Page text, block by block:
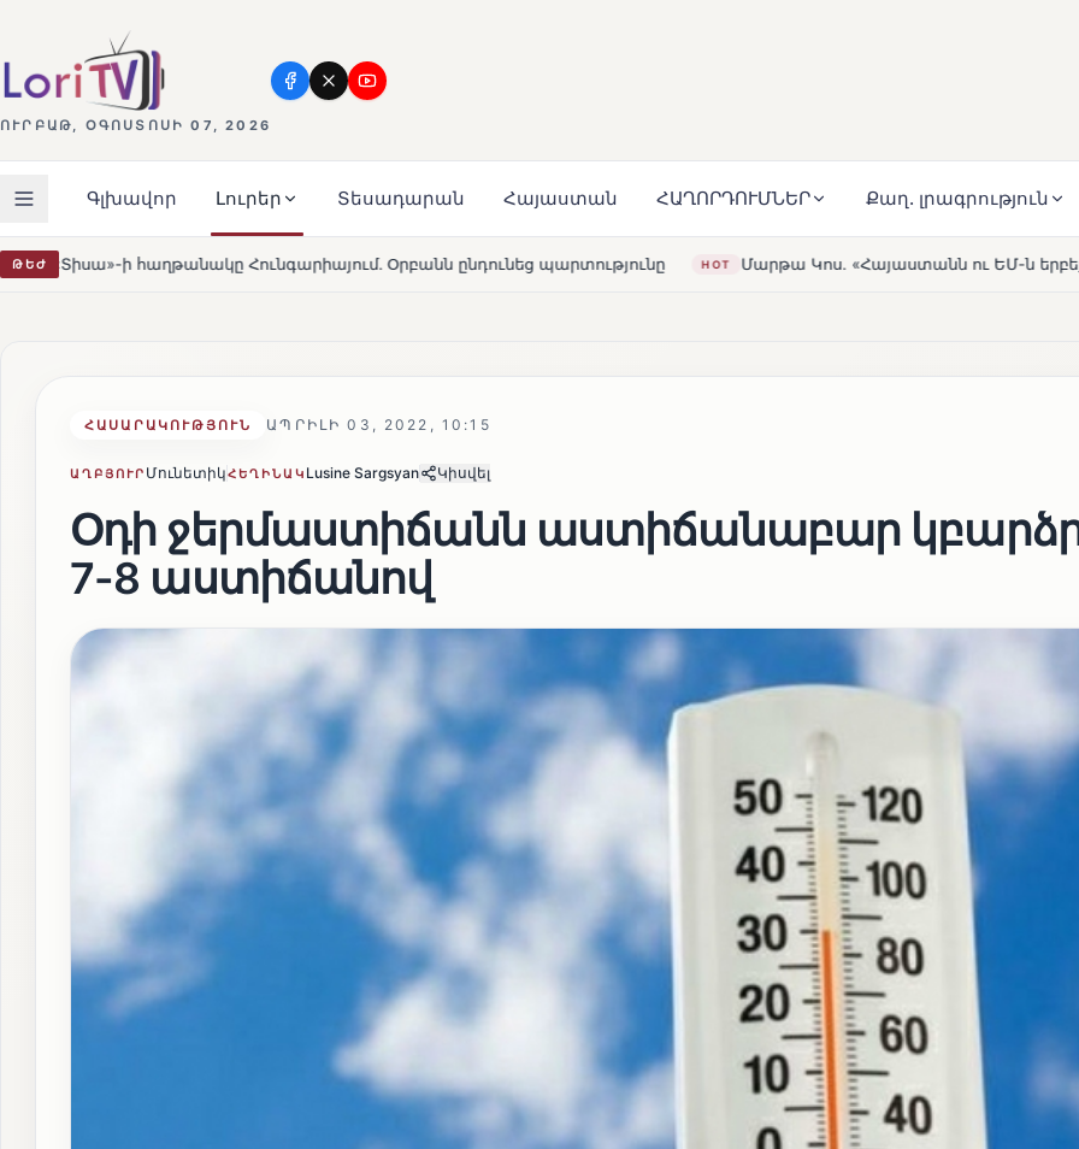
ՈՒՐԲԱԹ, ՕԳՈՍՏՈՍԻ 07, 2026
Գլխավոր Լուրեր Տեսադարան Հայաստան ՀԱՂՈՐԴՈՒՄՆԵՐ Քաղ. լրագրություն
ԹԵԺՀունգարիայում․ Օրբանն ընդունեց պարտությունը HOT Մարթա Կոս. «Հայաստանն ու ԵՄ-ն երբեք այսքան մոտ չեն եղել»
ՀԱՍԱՐԱԿՈՒԹՅՈՒՆ ԱՊՐԻԼԻ 03, 2022, 10:15
ԱՂԲՅՈՒՐ ՄունետիկՀԵՂԻՆԱԿ Lusine Sargsyan Կիսվել
Օդի ջերմաստիճանն աստիճանաբար
7-8 աստիճանով